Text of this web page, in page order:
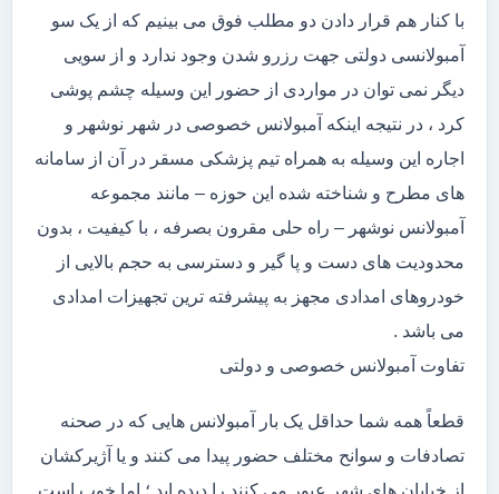
با کنار هم قرار دادن دو مطلب فوق می بینیم که از یک سو
آمبولانسی دولتی جهت رزرو شدن وجود ندارد و از سویی
دیگر نمی توان در مواردی از حضور این وسیله چشم پوشی
کرد ، در نتیجه اینکه آمبولانس خصوصی در شهر نوشهر و
اجاره این وسیله به همراه تیم پزشکی مسقر در آن از سامانه
های مطرح و شناخته شده این حوزه – مانند مجموعه
آمبولانس نوشهر – راه حلی مقرون بصرفه ، با کیفیت ، بدون
محدودیت های دست و پا گیر و دسترسی به حجم بالایی از
خودروهای امدادی مجهز به پیشرفته ترین تجهیزات امدادی
می باشد .
تفاوت آمبولانس خصوصی و دولتی
قطعاً همه شما حداقل یک بار آمبولانس هایی که در صحنه
تصادفات و سوانح مختلف حضور پیدا می کنند و یا آژیرکشان
از خیابان های شهر عبور می کنند را دیده اید ؛ اما خوب است